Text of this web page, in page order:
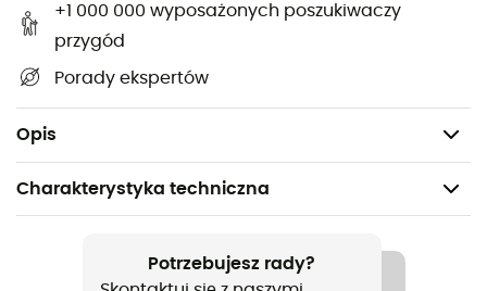
+1 000 000 wyposażonych poszukiwaczy
przygód
Porady ekspertów
Opis
Tkanina główna: Jednowarstwowy jersey Dryflo™
Air (85 g/m²) z ochroną przed zapachami
Damski T-shirt z dzianiny 100% poliester
Waga: 74 g (rozmiar 10)
Charakterystyka techniczna
Turystyka piesza / Wspinaczka / Trail / Trekking /
Potrzebujesz rady?